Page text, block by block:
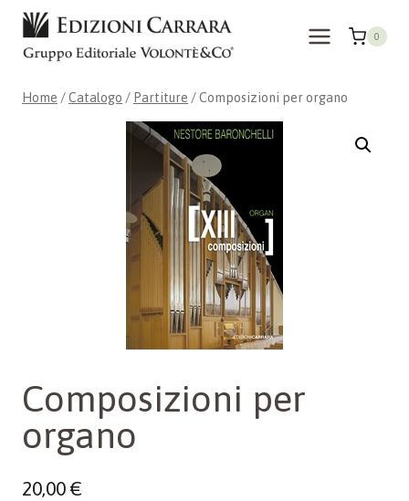
Salta
contenuto
0
Home /Catalogo / Partiture /Composizioni per organo
Composizioni per
organo
20,00€